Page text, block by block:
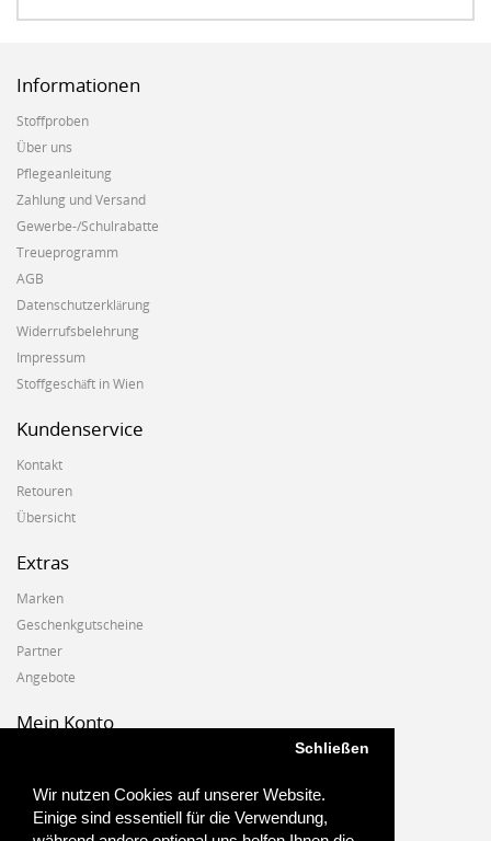
Wir nutzen Cookies auf unserer Website.
Einige sind essentiell für die Verwendung,
Schließen
Informationen
Stoffproben
Über uns
Pflegeanleitung
Zahlung und Versand
Gewerbe-/Schulrabatte
Treueprogramm
AGB
Datenschutzerklärung
Widerrufsbelehrung
Impressum
Stoffgeschäft in Wien
Kundenservice
Kontakt
Retouren
Übersicht
Extras
Marken
Geschenkgutscheine
Partner
Angebote
Mein Konto
Auftragshistorie
Wunschzettel
Newsletter